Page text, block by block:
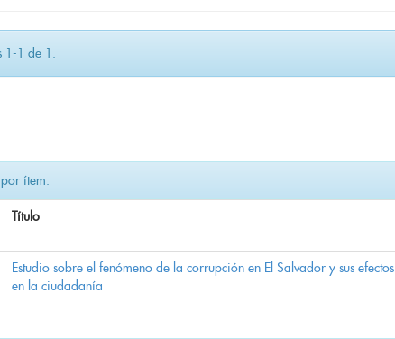
1-1 de 1.
por ítem:
Título
Estudio sobre el fenómeno de la corrupción en El Salvador y sus efectos
en la ciudadanía